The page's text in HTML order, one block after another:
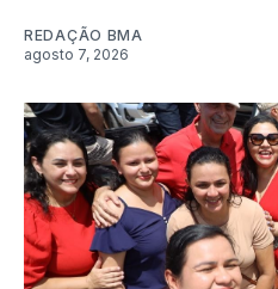
REDAÇÃO BMA
agosto 7, 2026